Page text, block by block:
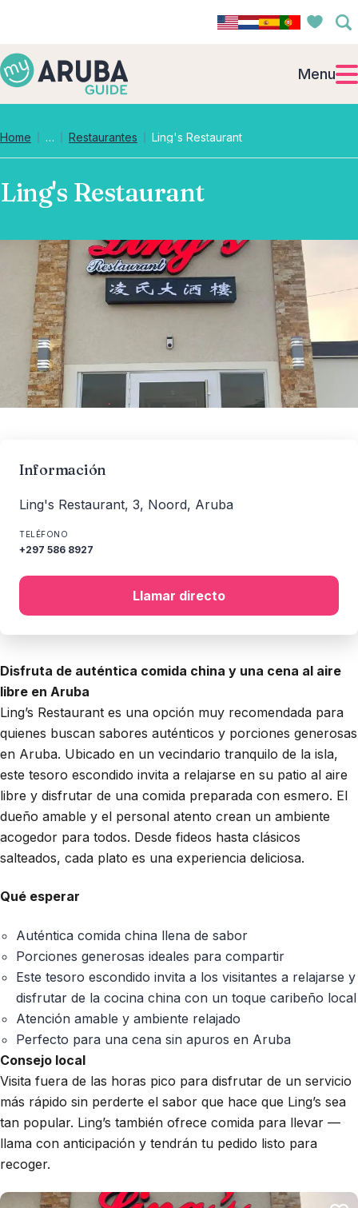
Menu
Home … Collapsed breadcrumb levels
Restaurantes Ling's Restaurant
Ling's Restaurant
Disfruta de auténtica comida china y una cena al aire
libre en Aruba
Ling’s Restaurant es una opción muy recomendada para
quienes buscan sabores auténticos y porciones generosas
en Aruba. Ubicado en un vecindario tranquilo de la isla,
este tesoro escondido invita a relajarse en su patio al aire
libre y disfrutar de una comida preparada con esmero. El
dueño amable y el personal atento crean un ambiente
acogedor para todos. Desde fideos hasta clásicos
salteados, cada plato es una experiencia deliciosa.
Qué esperar
Auténtica comida china llena de sabor
Porciones generosas ideales para compartir
Este tesoro escondido invita a los visitantes a relajarse y
disfrutar de la cocina china con un toque caribeño local
Atención amable y ambiente relajado
Perfecto para una cena sin apuros en Aruba
Consejo local
Visita fuera de las horas pico para disfrutar de un servicio
más rápido sin perderte el sabor que hace que Ling’s sea
tan popular. Ling’s también ofrece comida para llevar —
llama con anticipación y tendrán tu pedido listo para
recoger.
Información
Ling's Restaurant, 3, Noord, Aruba
TELÉFONO
+297 586 8927
Llamar directo